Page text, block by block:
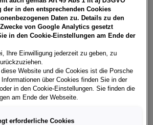
EUR 13.184,21, Sollzinssatz 7,30%
8,39% variabel, Gesamtbetrag
Verkaufsberater freut sich darauf, Ihnen
erstellen zu können.
& Daten
der in den entsprechenden Cookies
Daten zu. Details zu den
von Google Analytics gesetzt
in den Cookie-Einstellungen am Ende der
Ihre Einwilligung jederzeit zu geben, zu
Website und die Cookies ist die Porsche
Informationen über Cookies finden Sie in der
in den Cookie-Einstellungen. Sie finden die
am Ende der Webseite.
erforderliche Cookies